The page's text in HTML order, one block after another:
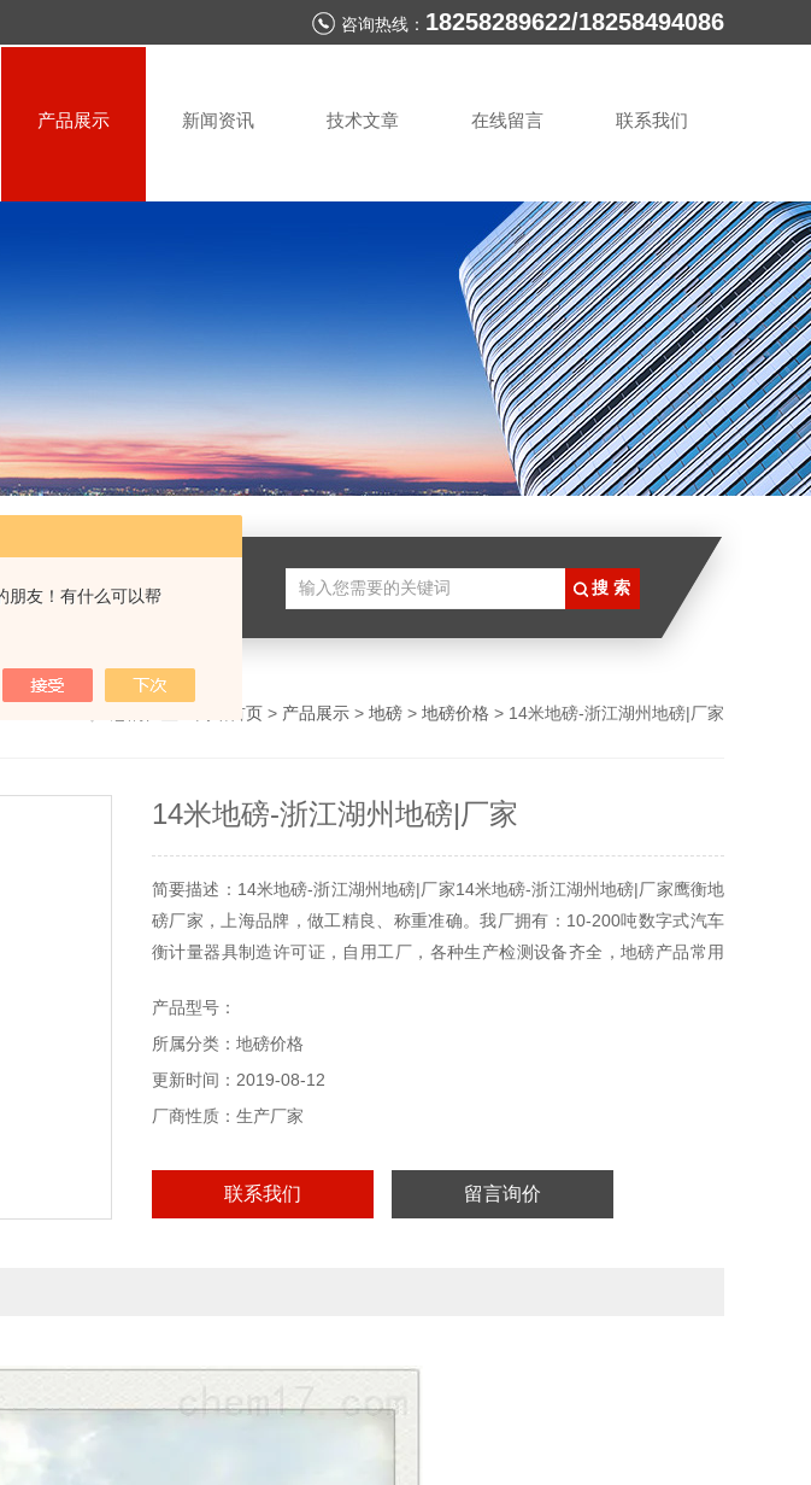
朋友！有什么可以帮
咨询热线： 18258289622/18258494086
产品展示 新闻资讯 技术文章 在线留言 联系我们
湖州地磅
网站首页 > 产品展示 > 地磅 > 地磅价格 > 14米地磅-浙江湖州地磅|厂家
14米地磅-浙江湖州地磅|厂家
简要描述：14米地磅-浙江湖州地磅|厂家14米地磅-浙江湖州地磅|厂家鹰衡地
磅厂家，上海品牌，做工精良、称重准确。我厂拥有：10-200吨数字式汽车
衡计量器具制造许可证，自用工厂，各种生产检测设备齐全，地磅产品常用
修、地磅厂家一站式服务商鹰衡欢迎您！浙江湖州地磅
产品型号：
所属分类：地磅价格
更新时间：2019-08-12
厂商性质：生产厂家
联系我们 留言询价